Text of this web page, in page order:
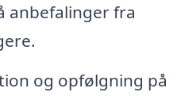
anbefalinger fra
og opfølgning på